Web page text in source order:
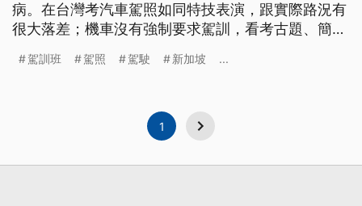
病。在台灣考汽車駕照如同特技表演，跟實際路況有
很大落差；機車沒有強制要求駕訓，看考古題、簡單
灣的駕訓及考照是不是太容易了呢？
駕訓班 駕照 駕駛 新加坡 ...
1